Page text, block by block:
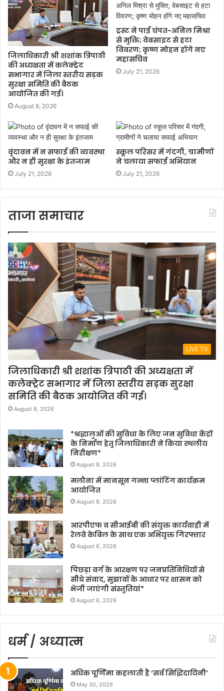
जिलाधिकारी श्री शशांक त्रिपाठी
की अध्यक्षता में कलेक्ट्रेट
सभागार में जिला स्तरीय सड़क
सुरक्षा समिति की बैठक
आयोजित की गई।
August 8, 2026
ट्रस्ट ने पाई चंपत-अनिल मिश्रा
से मुक्ति; वेबसाइट से हटा
विवरण; कृष्ण मोहन होंगे नए
महासचिव
July 21, 2026
वृंदावन में न सफाई की व्यवस्था
और न ही सुरक्षा के इंतजाम
July 21, 2026
स्कूल परिसर में गंदगी, ग्रामीणों
ने चलाया सफाई अभियान
July 21, 2026
ताजा समाचार
LIVE TV
जिलाधिकारी श्री शशांक त्रिपाठी की अध्यक्षता में
कलेक्ट्रेट सभागार में जिला स्तरीय सड़क सुरक्षा
समिति की बैठक आयोजित की गई।
August 8, 2026
*श्रद्धालुओं की सुविधा के लिए जन सुविधा केंद्रों
के निर्माण हेतु जिलाधिकारी ने किया स्थलीय
निरीक्षण*
August 8, 2026
मलौना में मानसून गन्ना प्लांटिंग कार्यक्रम
आयोजित
August 8, 2026
आरपीएफ व सीआईबी की संयुक्त कार्यवाही में
रेलवे केबिल के साथ एक अभियुक्त गिरफ्तार
August 6, 2026
पिछड़ा वर्ग के आरक्षण पर जनप्रतिनिधियों से
सीधे संवाद, सुझावों के आधार पर शासन को
भेजी जाएंगी संस्तुतियां*
August 6, 2026
धर्म / अध्यात्म
अधिक पूर्णिमा कहलाती है ‘सर्व सिद्धिदायिनी’
May 30, 2026